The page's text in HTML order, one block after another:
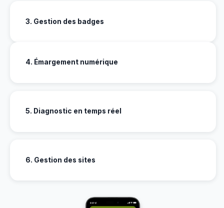
3. Gestion des badges
4. Émargement numérique
5. Diagnostic en temps réel
6. Gestion des sites